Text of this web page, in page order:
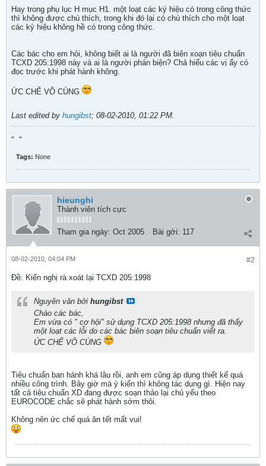
Hay trong phụ lục H mục H1. một loạt các ký hiệu có trong công thức
thì không được chú thích, trong khi đó lại có chú thích cho một loạt
các ký hiệu không hề có trong công thức.
Các bác cho em hỏi, không biết ai là người đã biên xoạn tiêu chuẩn
TCXD 205:1998 này và ai là người phản biện? Chả hiểu các vị ấy có
đọc trước khi phát hành không.
ỨC CHẾ VÔ CÙNG
Last edited by hungibst; 08-02-2010, 01:22 PM.
" "
Tags: None
hieunghi
Thành viên tích cực
Tham gia ngày: Oct 2005 Bài gởi: 117
#2
08-02-2010, 04:04 PM
Ðề: Kiến nghị rà xoát lại TCXD 205:1998
Nguyên văn bởi hungibst
Chào các bác,
Em vừa có " cơ hội" sử dụng TCXD 205:1998 nhưng đã thấy
một loạt các lỗi do các bác biên soạn tiêu chuẩn viết ra.
ỨC CHẾ VÔ CÙNG
Tiêu chuẩn ban hành khá lâu rồi, anh em cũng áp dụng thiết kế quá
nhiều công trình. Bây giờ mà ý kiến thì không tác dụng gì. Hiện nay
tất cả tiêu chuẩn XD đang được soạn thảo lại chủ yếu theo
EUROCODE chắc sẽ phát hành sớm thôi.
Không nên ức chế quá ăn tết mất vui!